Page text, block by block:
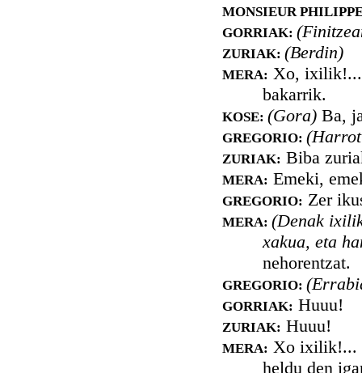
MONSIEUR
GORRIAK:
ZURIAK: (Berdin)
MERA: Xo, ixilik!...
bakarrik.
KOSE: (Gora) Ba,
GREGORIO:
ZURIAK: Biba
MERA: Emeki,
GREGORIO: Zer
MERA: (Denak
xakua, eta
nehorentzat.
GREGORIO:
GORRIAK: Huuu!
ZURIAK: Huuu!
MERA: Xo ixilik!...
heldu den